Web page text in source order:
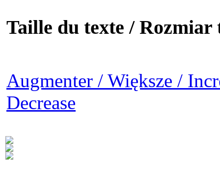
Taille du texte / Rozmiar
Augmenter / Większe /
Decrease